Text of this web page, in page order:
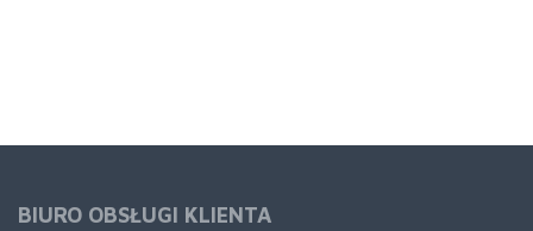
BIURO OBSŁUGI KLIENTA